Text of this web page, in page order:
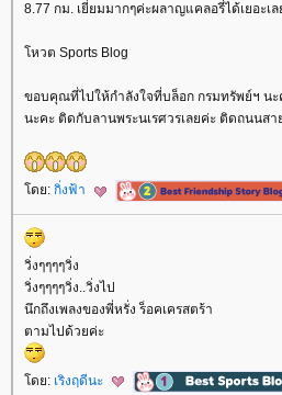
8.77 กม. เยี่ยมมากๆค่ะผลาญแคลอรี่ได้เยอะเล
หวต Sports Blog
ขอบคุณที่ไปให้กำลังใจที่บล็อก กรมทรัพย์ฯ นะ
นะคะ ติดกับลานพระนเรศวรเลยค่ะ ติดถนนส
ดย: กิ่งฟ้า
วิ่งๆๆๆๆวิ่ง
วิ่งๆๆๆๆวิ่ง..วิ่งไป
นึกถึงเพลงของพี่หรั่ง ร็อคเครสตร้า
ตามไปด้วยค่ะ
ดย: เริงฤดีนะ